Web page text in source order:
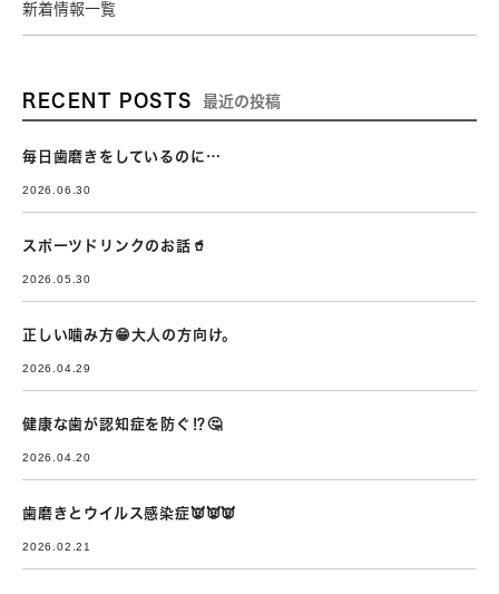
新着情報一覧
RECENT POSTS 最近の投稿
毎日歯磨きをしているのに…
2026.06.30
スポーツドリンクのお話🥤
2026.05.30
正しい噛み方😁大人の方向け。
2026.04.29
健康な歯が認知症を防ぐ⁉🤔
2026.04.20
歯磨きとウイルス感染症👿👿👿
2026.02.21